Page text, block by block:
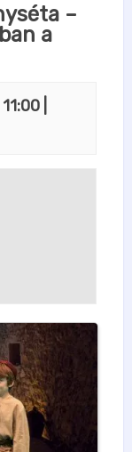
–
a
11:00